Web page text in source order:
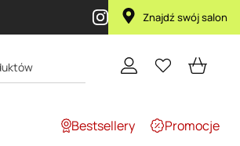
Znajdź swój salon
Bestsellery Promocje